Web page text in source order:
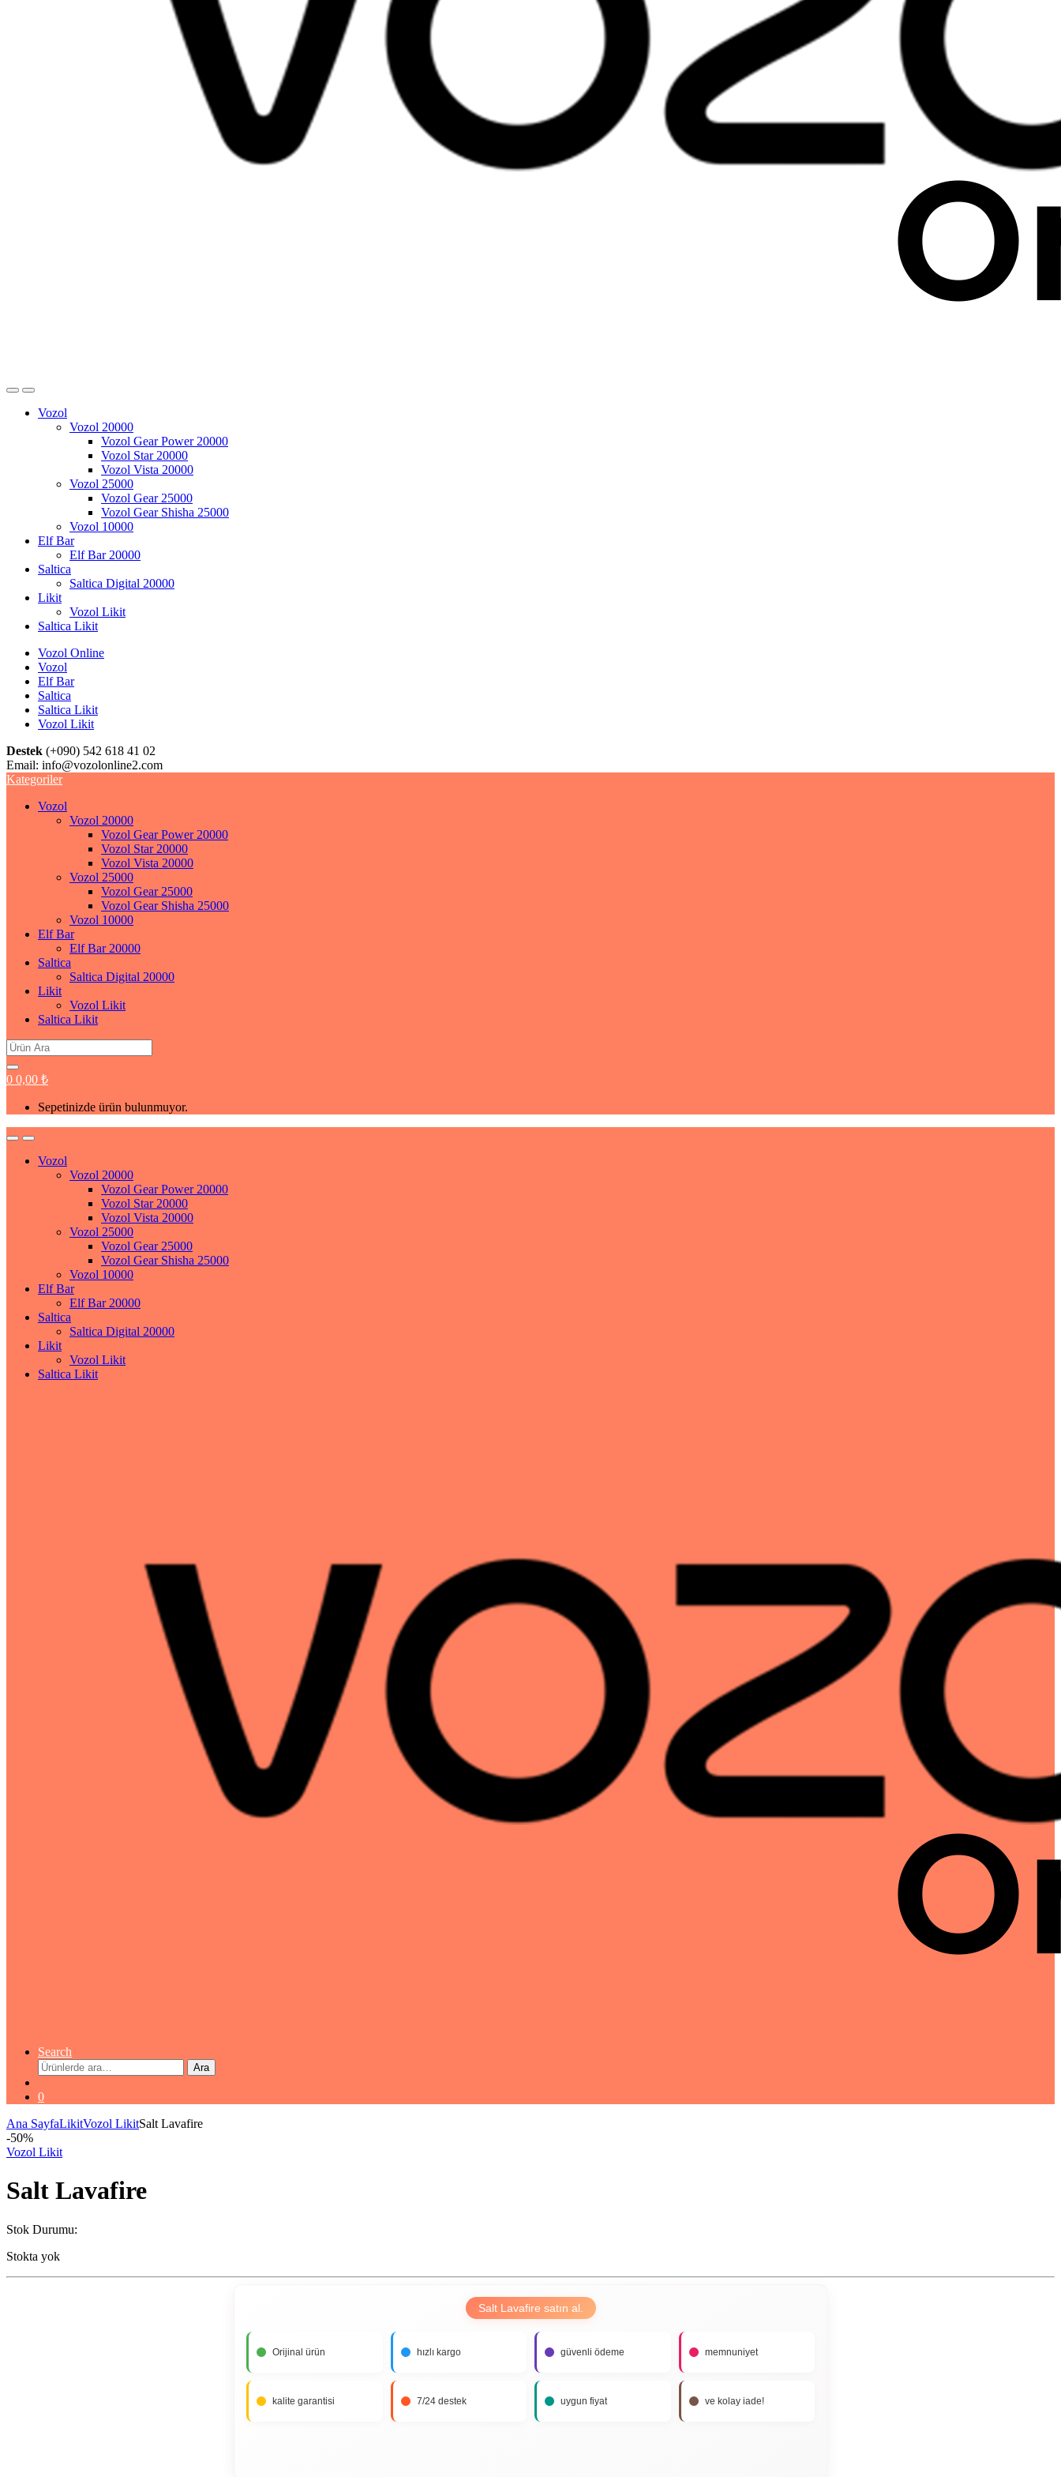
Vozol
Vozol 20000
Vozol Gear Power 20000
Vozol Star 20000
Vozol Vista 20000
Vozol 25000
Vozol Gear 25000
Vozol Gear Shisha 25000
Vozol 10000
Elf Bar
Elf Bar 20000
Saltica
Saltica Digital 20000
Likit
Vozol Likit
Saltica Likit
Vozol Online
Vozol
Elf Bar
Saltica
Saltica Likit
Vozol Likit
Destek (+090) 542 618 41 02
Email: info@vozolonline2.com
Kategoriler
Vozol
Vozol 20000
Vozol Gear Power 20000
Vozol Star 20000
Vozol Vista 20000
Vozol 25000
Vozol Gear 25000
Vozol Gear Shisha 25000
Vozol 10000
Elf Bar
Elf Bar 20000
Saltica
Saltica Digital 20000
Likit
Vozol Likit
Saltica Likit
Search
for:
0 0,00 ₺
Sepetinizde ürün bulunmuyor.
Vozol
Vozol 20000
Vozol Gear Power 20000
Vozol Star 20000
Vozol Vista 20000
Vozol 25000
Vozol Gear 25000
Vozol Gear Shisha 25000
Vozol 10000
Elf Bar
Elf Bar 20000
Saltica
Saltica Digital 20000
Likit
Vozol Likit
Saltica Likit
Search
Ara:
Ara
0
Ana SayfaLikitVozol LikitSalt Lavafire
-50%
Vozol Likit
Salt Lavafire
Stok Durumu:
Stokta yok
Salt Lavafire satın al.
Orijinal ürün hızlı kargo güvenli ödeme memnuniyet
kalite garantisi 7/24 destek uygun fiyat ve kolay iade!